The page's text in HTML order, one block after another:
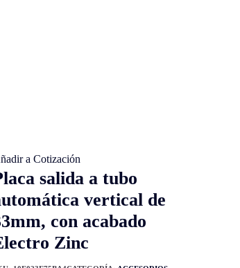
salida a tubo
vertical de
con acabado
Zinc
a Cotización